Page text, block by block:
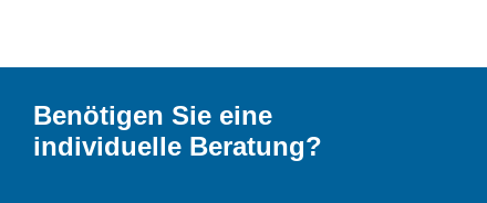
Benötigen Sie eine
individuelle Beratung?